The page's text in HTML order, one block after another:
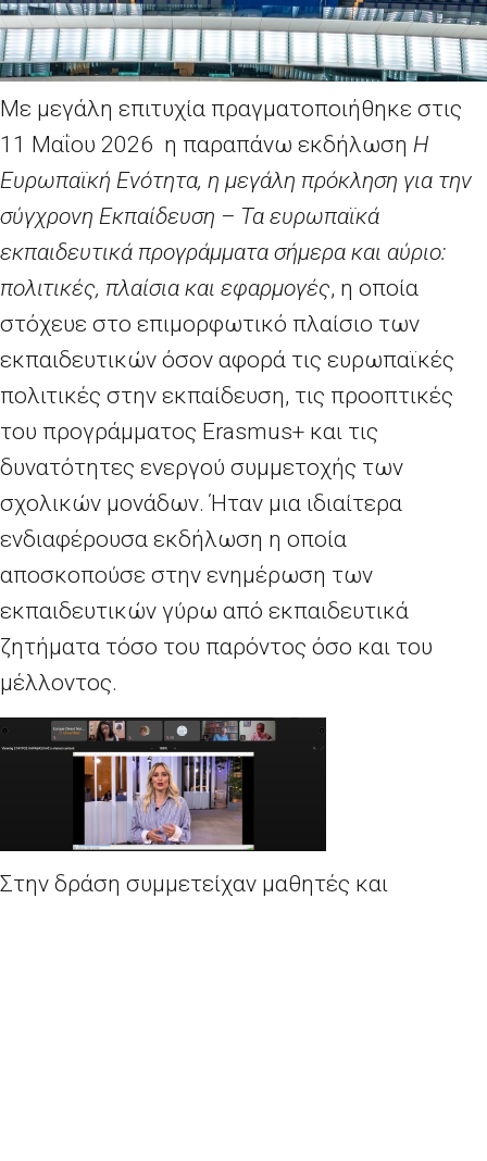
Με μεγάλη επιτυχία πραγματοποιήθηκε στις
11 Μαΐου 2026 η παραπάνω εκδήλωση Η
Ευρωπαϊκή Ενότητα, η μεγάλη πρόκληση για την
σύγχρονη Εκπαίδευση – Τα ευρωπαϊκά
εκπαιδευτικά προγράμματα σήμερα και αύριο:
πολιτικές, πλαίσια και εφαρμογές, η οποία
στόχευε στο επιμορφωτικό πλαίσιο των
εκπαιδευτικών όσον αφορά τις ευρωπαϊκές
πολιτικές στην εκπαίδευση, τις προοπτικές
του προγράμματος Erasmus+ και τις
δυνατότητες ενεργού συμμετοχής των
σχολικών μονάδων. Ήταν μια ιδιαίτερα
ενδιαφέρουσα εκδήλωση η οποία
αποσκοπούσε στην ενημέρωση των
εκπαιδευτικών γύρω από εκπαιδευτικά
ζητήματα τόσο του παρόντος όσο και του
μέλλοντος.
Στην δράση συμμετείχαν μαθητές και